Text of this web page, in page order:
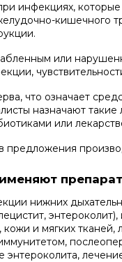
инфекциях,
кишечного
или
что означает
назначают
или
нижних
кожи и мягких